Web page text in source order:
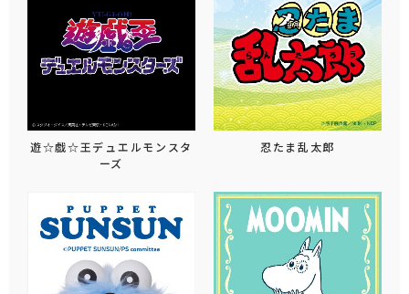
遊☆戯☆王デュエルモンスタ
ーズ
忍たま乱太郎